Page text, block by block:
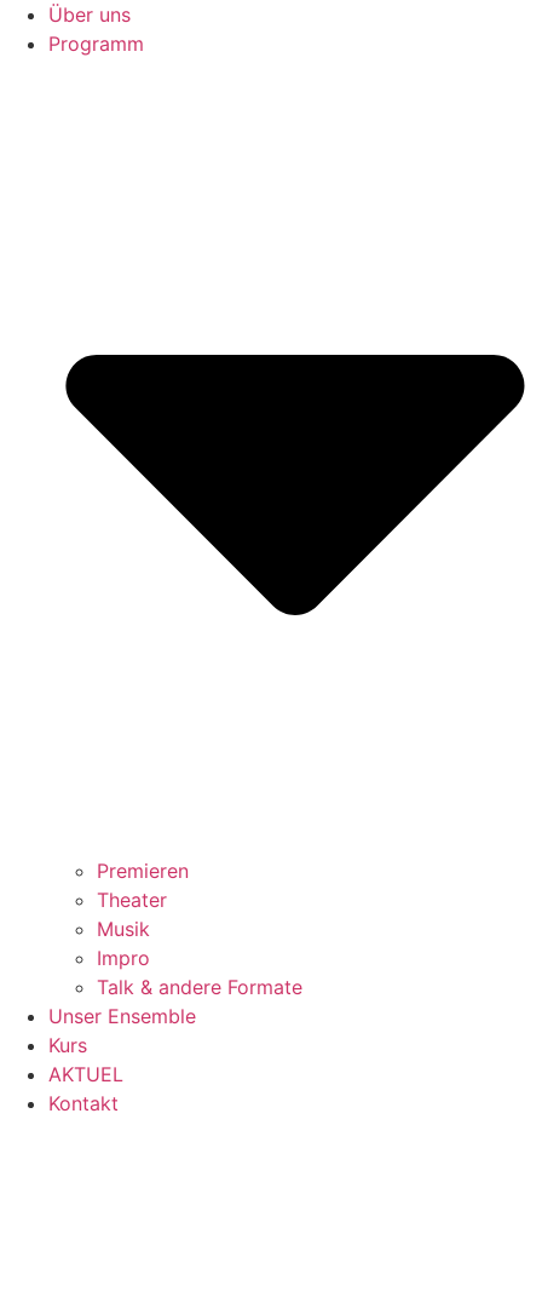
Über uns
Programm
Premieren
Theater
Musik
Impro
Talk & andere Formate
Unser Ensemble
Kurs
AKTUEL
Kontakt